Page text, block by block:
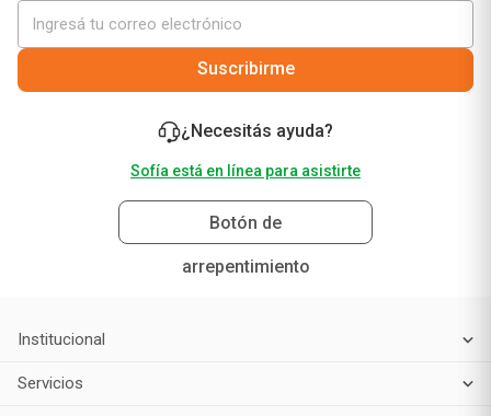
Suscribirme
¿Necesitás ayuda?
Sofía está en línea para asistirte
Botón de
arrepentimiento
Institucional
Servicios
6
get the look
8
9